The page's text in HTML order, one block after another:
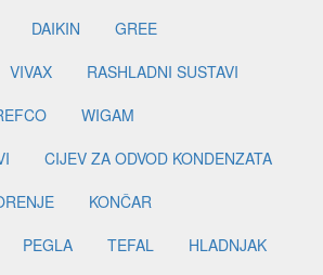
DAIKIN
GREE
VIVAX
RASHLADNI SUSTAVI
WIGAM
CIJEV ZA ODVOD KONDENZATA
KONČAR
PEGLA TEFAL
HLADNJAK